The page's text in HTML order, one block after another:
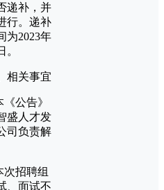
递补，并
行。递补
为2023年
。
关事宜
公告》
盛人才发
司负责解
招聘组
、面试不